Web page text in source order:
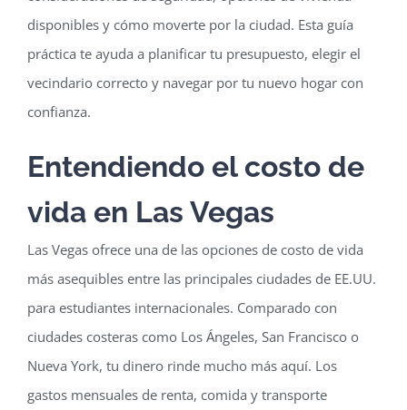
disponibles y cómo moverte por la ciudad. Esta guía
práctica te ayuda a planificar tu presupuesto, elegir el
vecindario correcto y navegar por tu nuevo hogar con
confianza.
Entendiendo el costo de
vida en Las Vegas
Las Vegas ofrece una de las opciones de costo de vida
más asequibles entre las principales ciudades de EE.UU.
para estudiantes internacionales. Comparado con
ciudades costeras como Los Ángeles, San Francisco o
Nueva York, tu dinero rinde mucho más aquí. Los
gastos mensuales de renta, comida y transporte